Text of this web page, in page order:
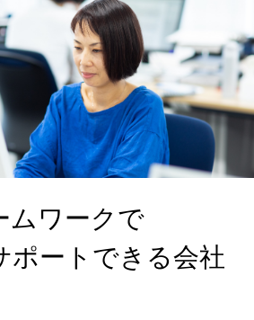
ムワークで
ポートできる会社